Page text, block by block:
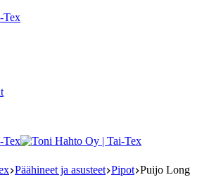
Päähineet ja asusteet Pipot Puijo Long